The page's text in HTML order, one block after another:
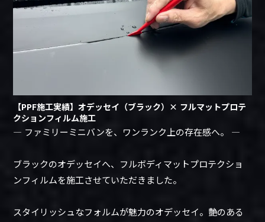
【PPF施工実績】オデッセイ（ブラック）× フルマットプロテ
クションフィルム施工
― ファミリーミニバンを、ワンランク上の存在感へ。 ―
ブラックのオデッセイへ、フルボディマットプロテクショ
ンフィルムを施工させていただきました。
スタイリッシュなフォルムが魅力のオデッセイ。艶のある